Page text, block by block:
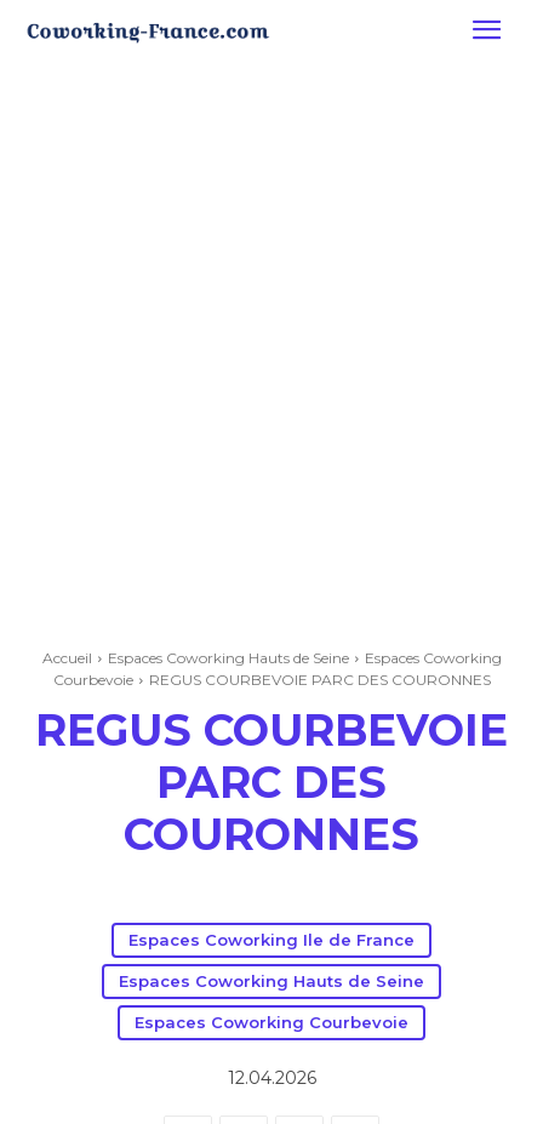
Accueil Espaces Coworking Hauts de Seine
Espaces Coworking
Courbevoie
REGUS COURBEVOIE PARC DES COURONNES
REGUS COURBEVOIE
PARC DES
COURONNES
Espaces Coworking Ile de France
Espaces Coworking Hauts de Seine
Espaces Coworking Courbevoie
12.04.2026